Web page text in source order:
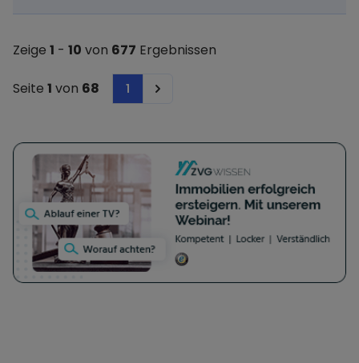
Zeige 1 - 10 von 677 Ergebnissen
Seite 1 von 68 1 Next